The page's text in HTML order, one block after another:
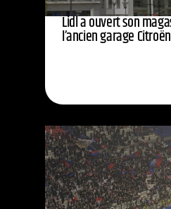
Lidl a ouvert son
l’ancien garage Citroën